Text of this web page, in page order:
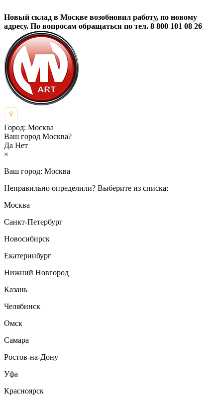
Новый склад в Москве возобновил работу, по новому
адресу. По вопросам обращаться по тел. 8 800 101 08 26
Город: Москва
Ваш город Москва?
Да Нет
×
Ваш город: Москва
Неправильно определили? Выберите из списка:
Москва
Санкт-Петербург
Новосибирск
Екатеринбург
Нижний Новгород
Казань
Челябинск
Омск
Самара
Ростов-на-Дону
Уфа
Красноярск